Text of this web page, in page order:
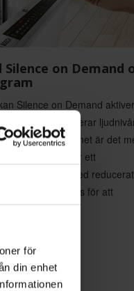
för
din enhet
on Demand
Silence on Demand
vilket reducerar
tyst-programmet är det
och använder ett
50°C-program med reducerat
rengöringsfas för att